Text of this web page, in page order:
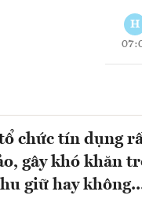
H
chức tín dụng
gây khó khăn
giữ hay